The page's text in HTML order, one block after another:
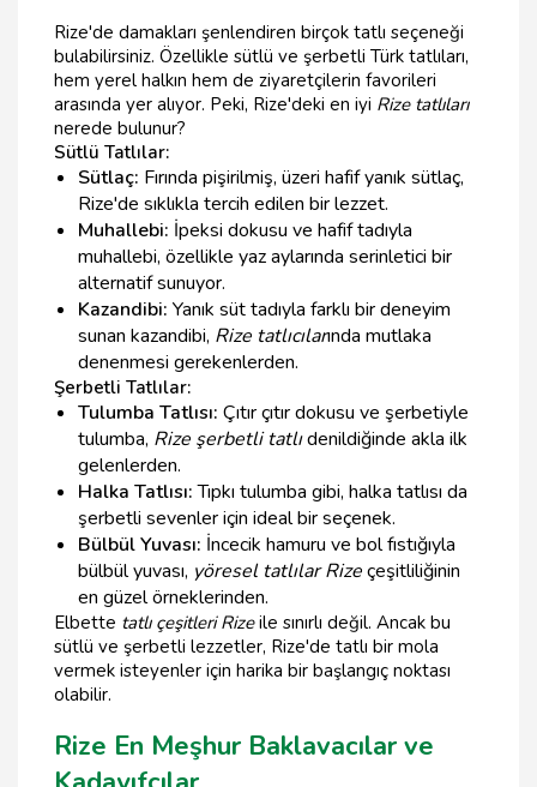
Rize'de damakları şenlendiren birçok tatlı seçeneği
bulabilirsiniz. Özellikle sütlü ve şerbetli Türk tatlıları,
hem yerel halkın hem de ziyaretçilerin favorileri
arasında yer alıyor. Peki, Rize'deki en iyi Rize tatlıları
nerede bulunur?
Sütlü Tatlılar:
Sütlaç: Fırında pişirilmiş, üzeri hafif yanık sütlaç,
Rize'de sıklıkla tercih edilen bir lezzet.
Muhallebi: İpeksi dokusu ve hafif tadıyla
muhallebi, özellikle yaz aylarında serinletici bir
alternatif sunuyor.
Kazandibi: Yanık süt tadıyla farklı bir deneyim
sunan kazandibi, Rize tatlıcılarında mutlaka
denenmesi gerekenlerden.
Şerbetli Tatlılar:
Tulumba Tatlısı: Çıtır çıtır dokusu ve şerbetiyle
tulumba, Rize şerbetli tatlıdenildiğinde akla ilk
gelenlerden.
Halka Tatlısı:Tıpkı tulumba gibi, halka tatlısı da
şerbetli sevenler için ideal bir seçenek.
Bülbül Yuvası: İncecik hamuru ve bol fıstığıyla
bülbül yuvası, yöresel tatlılar Rizeçeşitliliğinin
en güzel örneklerinden.
Elbette tatlı çeşitleri Rizeile sınırlı değil. Ancak bu
sütlü ve şerbetli lezzetler, Rize'de tatlı bir mola
vermek isteyenler için harika bir başlangıç noktası
olabilir.
Rize En Meşhur Baklavacılar ve